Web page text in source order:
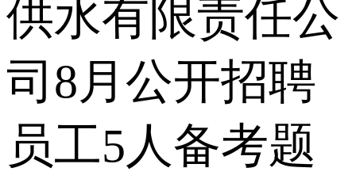
供水有限责任公
司8月公开招聘
员工5人备考题